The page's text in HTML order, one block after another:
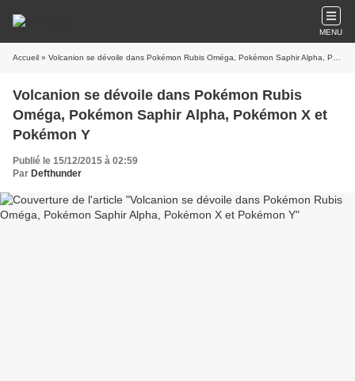
MENU
Accueil » Volcanion se dévoile dans Pokémon Rubis Oméga, Pokémon Saphir Alpha, Pokémon X et Pokémon Y
Volcanion se dévoile dans Pokémon Rubis
Oméga, Pokémon Saphir Alpha, Pokémon X et
Pokémon Y
Publié le 15/12/2015 à 02:59
Par Defthunder